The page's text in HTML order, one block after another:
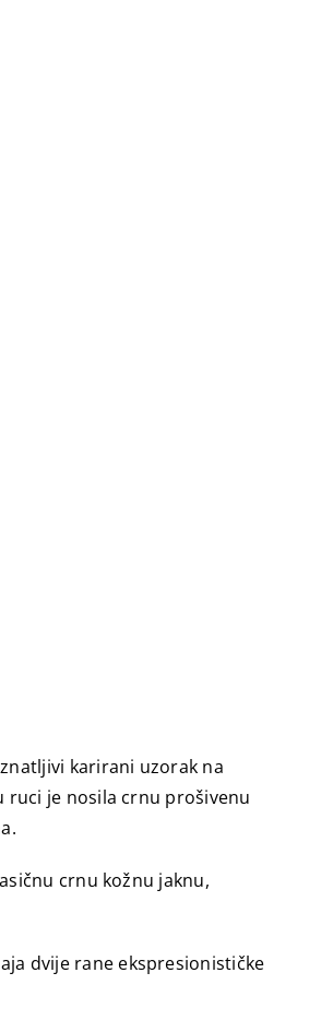
karirani uzorak na
je nosila crnu prošivenu
crnu kožnu jaknu,
dvije rane ekspresionističke